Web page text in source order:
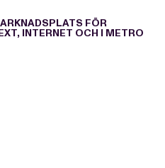
FÖR
INTERNET OCH I METRO